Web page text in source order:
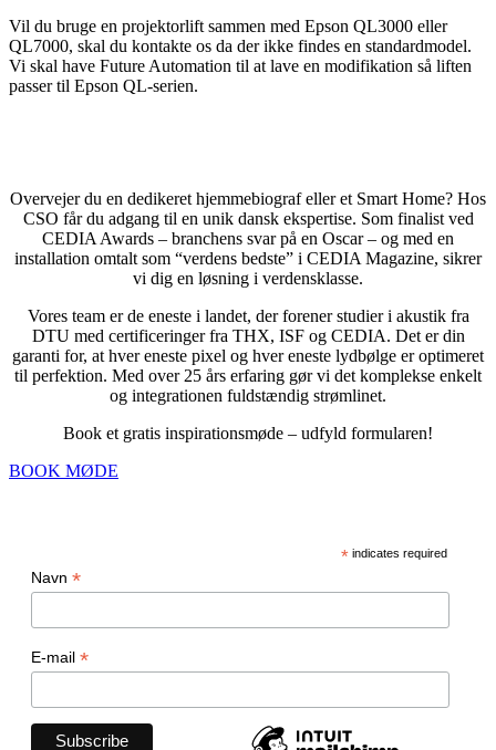
Vil du bruge en projektorlift sammen med Epson QL3000 eller
QL7000, skal du kontakte os da der ikke findes en standardmodel.
Vi skal have Future Automation til at lave en modifikation så liften
passer til Epson QL-serien.
Overvejer du en dedikeret hjemmebiograf eller et Smart Home? Hos
CSO får du adgang til en unik dansk ekspertise. Som finalist ved
CEDIA Awards – branchens svar på en Oscar – og med en
installation omtalt som “verdens bedste” i CEDIA Magazine, sikrer
vi dig en løsning i verdensklasse.
Vores team er de eneste i landet, der forener studier i akustik fra
DTU med certificeringer fra THX, ISF og CEDIA. Det er din
garanti for, at hver eneste pixel og hver eneste lydbølge er optimeret
til perfektion. Med over 25 års erfaring gør vi det komplekse enkelt
og integrationen fuldstændig strømlinet.
Book et gratis inspirationsmøde – udfyld formularen!
BOOK MØDE
* indicates required
Navn *
E-mail *